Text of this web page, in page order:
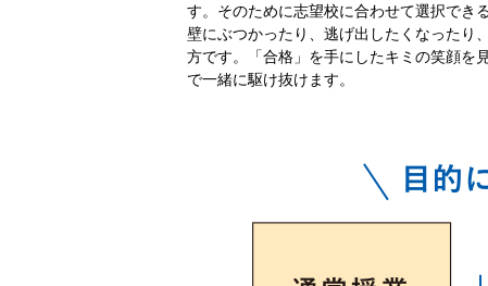
す。そのために志望校に合わせて選択でき
壁にぶつかったり、逃げ出したくなったり
方です。「合格」を手にしたキミの笑顔を
で一緒に駆け抜けます。